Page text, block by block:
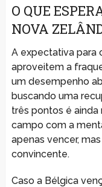
O QUE
NOVA
A expectativa para
aproveitem a
um desempenho
buscando uma
três pontos é ainda
campo com a
apenas vencer,
convincente.
Caso a Bélgica